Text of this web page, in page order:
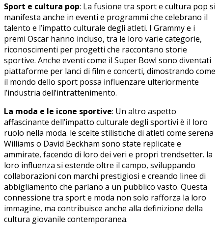
Sport e cultura pop: La fusione tra​ sport e cultura pop si
manifesta anche in eventi e programmi che celebrano il
talento e l’impatto culturale degli atleti. I Grammy e i
premi Oscar hanno incluso, tra le loro varie categorie,
riconoscimenti per progetti che raccontano⁣ storie
sportive. Anche eventi come il Super Bowl sono diventati
piattaforme per lanci di film e concerti, ⁢dimostrando come
il mondo dello sport possa influenzare‌ ulteriormente
l’industria dell’intrattenimento.
La moda e le icone sportive: ⁤Un altro aspetto
affascinante dell’impatto culturale degli sportivi è il loro
ruolo nella moda. ⁢le​ scelte stilistiche di atleti come serena
Williams o David Beckham sono state replicate⁣ e
⁣ammirate, facendo di loro dei veri e propri trendsetter. la
loro⁢ influenza si⁤ estende oltre il campo, sviluppando⁣
collaborazioni con marchi prestigiosi e creando linee di
abbigliamento che parlano a un pubblico vasto. Questa
connessione tra sport e moda non solo rafforza la loro⁢
immagine, ma contribuisce anche alla definizione della
cultura giovanile contemporanea.